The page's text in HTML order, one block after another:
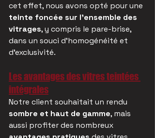
cet effet, nous avons opté pour une
teinte foncée sur l'ensemble des
vitrages, y compris le pare-brise,
dans un souci d'homogénéité et
d'exclusivité.
Les avantages des vitres teintées
intégrales
Notre client souhaitait un rendu
sombre et haut de gamme, mais
aussi profiter des nombreux